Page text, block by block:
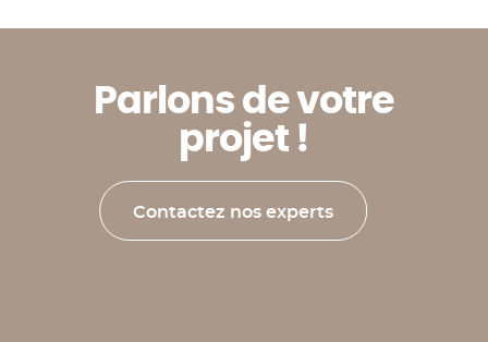
Parl ons d evotre
projet !
Contactez nos experts